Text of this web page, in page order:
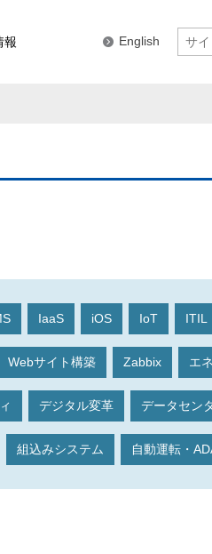
報 English
IaaS iOS IoT ITIL
Webサイト構築 Zabbix エ
デジタル変革 データセン
組込みシステム 自動運転・